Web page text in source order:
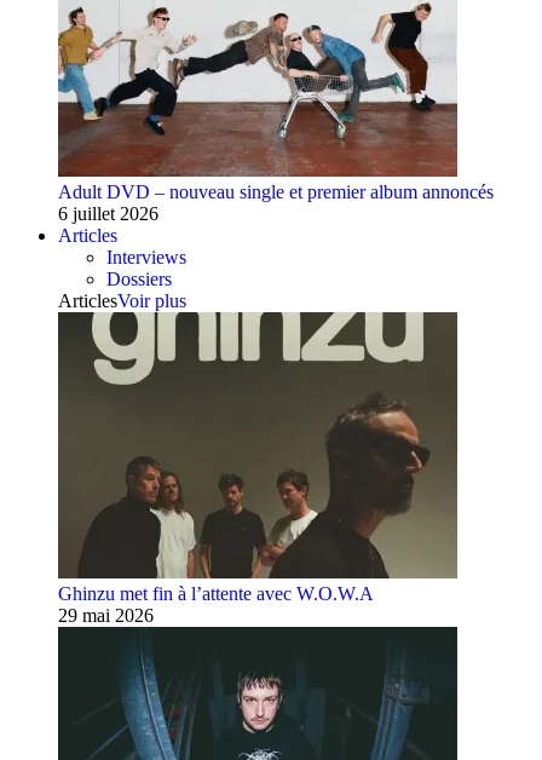
Adult DVD – nouveau single et premier album annoncés
6 juillet 2026
Articles
Interviews
Dossiers
ArticlesVoir plus
Ghinzu met fin à l’attente avec W.O.W.A
29 mai 2026